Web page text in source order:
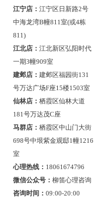
江宁店： 江宁区日新路2号
中海龙湾B幢811室(或4栋
811)
江北店： 江北新区弘阳时代
一期3幢909室
建邺店： 建邺区福园街131
号万达广场F座15楼1503室
仙林店： 栖霞区仙林大道
181号万达茂C座
马群店： 栖霞区中山门大街
698号中垠紫金观邸1幢1216
室
心理热线： 18061674796
微信公众号： 柳笛心理咨询
咨询时间： 09:00-20:00